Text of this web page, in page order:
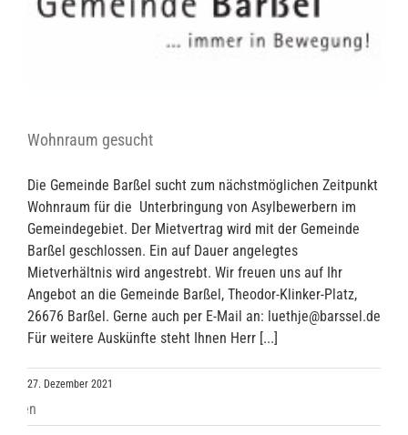
Wohnraum gesucht
Die Gemeinde Barßel sucht zum nächstmöglichen Zeitpunkt
Wohnraum für die Unterbringung von Asylbewerbern im
Gemeindegebiet. Der Mietvertrag wird mit der Gemeinde
Barßel geschlossen. Ein auf Dauer angelegtes
Mietverhältnis wird angestrebt. Wir freuen uns auf Ihr
Angebot an die Gemeinde Barßel, Theodor-Klinker-Platz,
26676 Barßel. Gerne auch per E-Mail an: luethje@barssel.de
Für weitere Auskünfte steht Ihnen Herr [...]
27. Dezember 2021